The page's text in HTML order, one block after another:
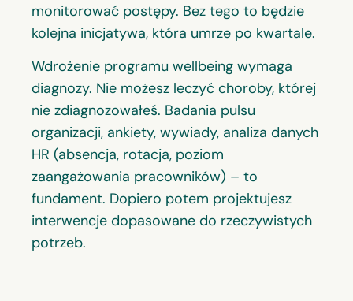
monitorować postępy. Bez tego to będzie
kolejna inicjatywa, która umrze po kwartale.
Wdrożenie programu wellbeing wymaga
diagnozy. Nie możesz leczyć choroby, której
nie zdiagnozowałeś. Badania pulsu
organizacji, ankiety, wywiady, analiza danych
HR (absencja, rotacja, poziom
zaangażowania pracowników) – to
fundament. Dopiero potem projektujesz
interwencje dopasowane do rzeczywistych
potrzeb.